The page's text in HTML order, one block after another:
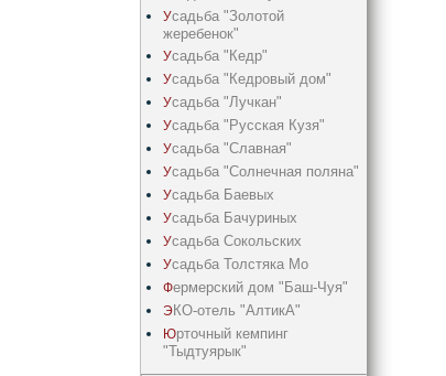
Усадьба "Золотой
жеребенок"
Усадьба "Кедр"
Усадьба "Кедрoвый дом"
Усадьба "Лучкан"
Усадьба "Русская Кузя"
Усадьба "Славная"
Усадьба "Солнечная поляна"
Усадьба Баевых
Усадьба Бачуриных
Усадьба Сокольских
Усадьба Толстяка Мо
Фермерский дом "Баш-Чуя"
ЭКО-отель "АлтикА"
Юрточный кемпинг
"Тыдтуярык"